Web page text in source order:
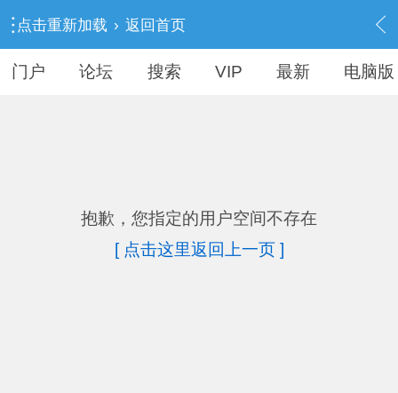
点击重新加载 › 返回首页
门户 论坛 搜索 VIP 最新 电脑版
抱歉，您指定的用户空间不存在
[ 点击这里返回上一页 ]